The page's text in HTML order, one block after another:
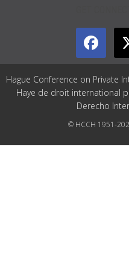
Hague Conference on Private
Haye de droit international
Derecho
© HCCH 1951-